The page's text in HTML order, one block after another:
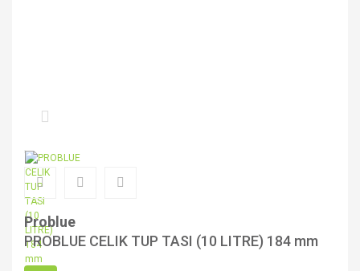
Problue
PROBLUE CELIK TUP TASI (10 LITRE) 184 mm